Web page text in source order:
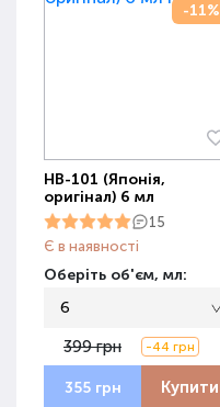
-11%
НВ-101 (Японія,
оригінал) 6 мл
15
Є в наявності
Оберіть об'єм, мл:
6
399 грн -44 грн
355 грн Купити